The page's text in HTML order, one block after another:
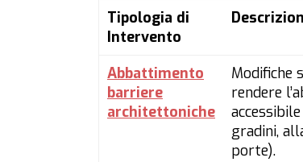
Tipologia di
Intervento
Abbattimento
barriere
architettoniche
rendere
gradini,
porte).